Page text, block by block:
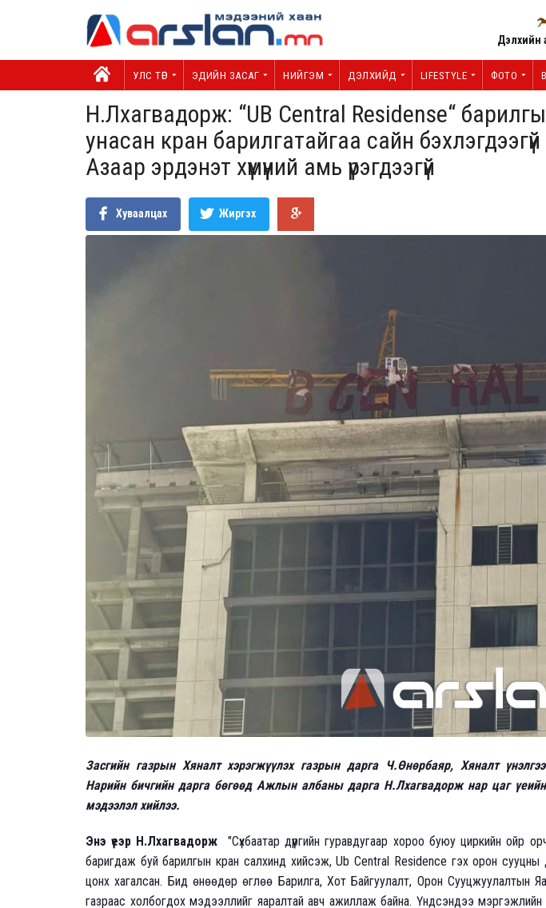
Дэлхийн
УЛС ТӨР ЭДИЙН ЗАСАГ НИЙГЭМ ДЭЛХИЙД LIFESTYLE ФОТО
Н.Лхагвадорж: “UB Central Residense“
унасан кран барилгатайгаа сайн
Азаар эрдэнэт хүмүүний амь үрэгдээгүй
Хуваалцах Жиргэх
Засгийн газрын Хяналт хэрэгжүүлэх газрын дарга Ч.Өнөрбаяр, Хяналт
Нарийн бичгийн дарга бөгөөд Ажлын албаны дарга Н.Лхагвадорж нар цаг үеийн
мэдээлэл хийлээ.
Энэ үеэр Н.Лхагвадорж "Сүхбаатар дүүргийн гуравдугаар хороо буюу циркийн ойр
баригдаж буй барилгын кран салхинд хийсэж, Ub Central Residence гэх орон
цонх хагалсан. Бид өнөөдөр өглөө Барилга, Хот Байгуулалт, Орон Сууцжуулалтын
газраас холбогдох мэдээллийг яаралтай авч ажиллаж байна. Үндсэндээ